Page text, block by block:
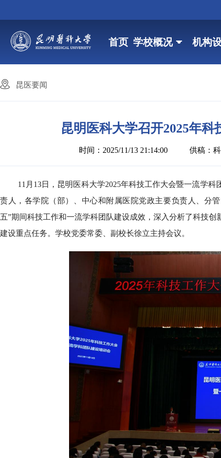
首页 学校概况 机构
昆医要闻
昆明医科大学召开2025年
时间：2025/11/13 21:14:00 供稿：
11月13日，昆明医科大学2025年科技工作大会暨一流学
责人，各学院（部）、中心和附属医院党政主要负责人、分
五”期间科技工作和一流学科团队建设成效，深入分析了科技
建设重点任务。学校党委常委、副校长徐立主持会议。